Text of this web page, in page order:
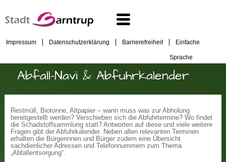
Impressum Datenschutzerklärung Barrierefreiheit Einfache
Sprache
Abfall-Navi & Abfuhrkalender
Restmüll, Biotonne, Altpapier – wann muss was zur Abholung
bereitgestellt werden? Verschieben sich die Abfuhrtermine? Wo findet
die Schadstoffsammlung statt? Antworten auf diese und viele weitere
Fragen gibt der Abfuhrkalender. Neben allen relevanten Terminen
erhalten die Bürgerinnen und Bürger zudem eine Übersicht
sachdienlicher Adressen und Telefonnummern zum Thema
„Abfallentsorgung“.